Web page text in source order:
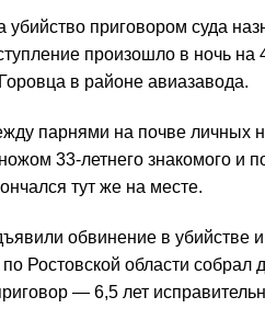
приговором суда
произошло в ночь
в районе авиазавода.
парнями на почве личных
33-летнего знакомого
тут же на месте.
обвинение в убийстве
Ростовской области собрал
— 6,5 лет